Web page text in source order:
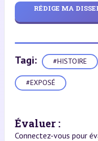
RÉDIGE MA
Tagi: #HISTOIRE
#EXPOSÉ
Évaluer :
Connectez-vous pour